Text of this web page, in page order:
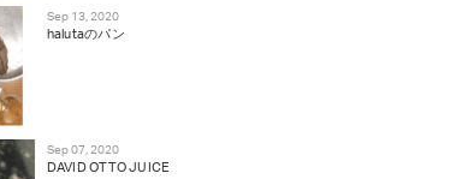
Sep 13, 2020
halutaのパン
Sep 07, 2020
DAVID OTTO JUICE